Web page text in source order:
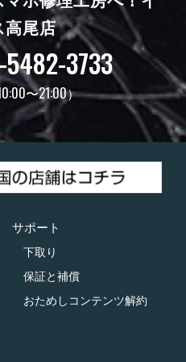
高尾店
3733
〜21:00）
サポート
下取り
保証と補償
おためしコンテンツ解約